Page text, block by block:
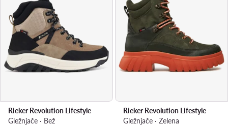
Rieker Revolution Lifestyle
Gležnjače · Bež
Rieker Revolution Lifestyle
Gležnjače · Zelena